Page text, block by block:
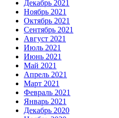
Декабрь 2021
Ноябрь 2021
Октябрь 2021
Сентябрь 2021
Август 2021
Июль 2021
Июнь 2021
Май 2021
Апрель 2021
Март 2021
Февраль 2021
Январь 2021
Декабрь 2020